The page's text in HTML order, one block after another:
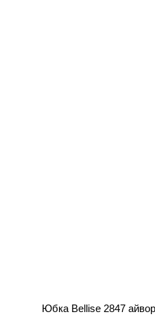
Юбка Bellise 2847